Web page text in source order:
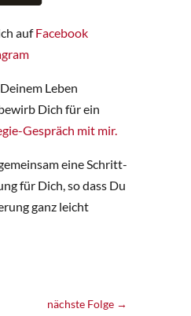
aufFacebook
Leben
Dich für ein
Gespräch mit mir.
eine Schritt-
für Dich, so dass Du
ganz leicht
nächste Folge →